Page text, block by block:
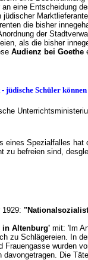
eine Entscheidung
die bisher
der
als die bisher
Audienz bei Goethe
Schüler
eines Spezialfalles hat
zu befreien sind,
in Altenburg' mit: 'Im
zu Schlägereien. In
wurden
Die